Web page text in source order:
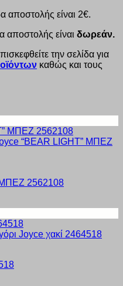
αποστολής είναι 2€.
είναι δωρεάν.
την σελίδα για
καθώς και τους
ΜΠΕΖ 2562108